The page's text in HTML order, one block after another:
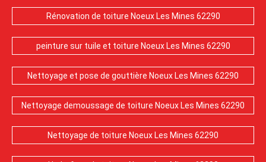
Rénovation de toiture Noeux Les Mines 62290
peinture sur tuile et toiture Noeux Les Mines 62290
Nettoyage et pose de gouttière Noeux Les Mines 62290
Nettoyage demoussage de toiture Noeux Les Mines 62290
Nettoyage de toiture Noeux Les Mines 62290